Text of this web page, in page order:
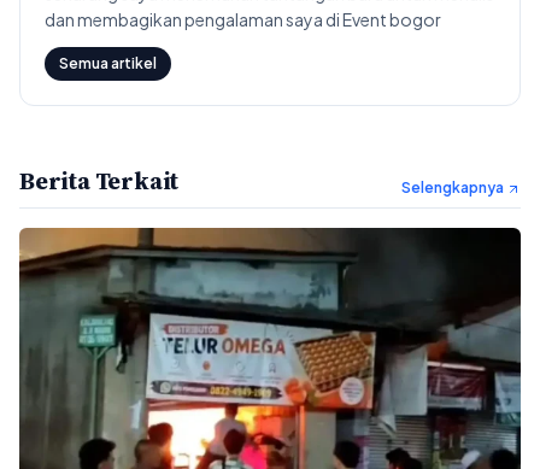
dan membagikan pengalaman saya di Event bogor
Semua artikel
Berita Terkait Selengkapnya